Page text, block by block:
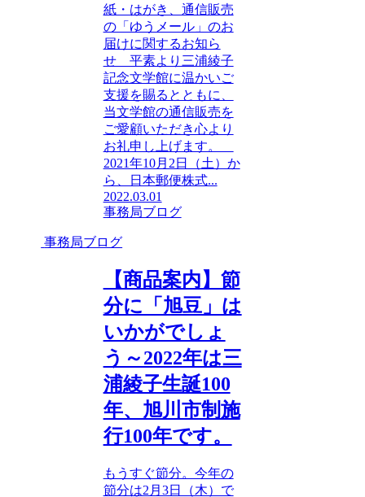
紙・はがき、通信販売
の「ゆうメール」のお
届けに関するお知ら
せ 平素より三浦綾子
記念文学館に温かいご
支援を賜るとともに、
当文学館の通信販売を
ご愛顧いただき心より
お礼申し上げます。
2021年10月2日（土）か
ら、日本郵便株式...
2022.03.01
事務局ブログ
事務局ブログ
【商品案内】節
分に「旭豆」は
いかがでしょ
う～2022年は三
浦綾子生誕100
年、旭川市制施
行100年です。
もうすぐ節分。今年の
節分は2月3日（木）で